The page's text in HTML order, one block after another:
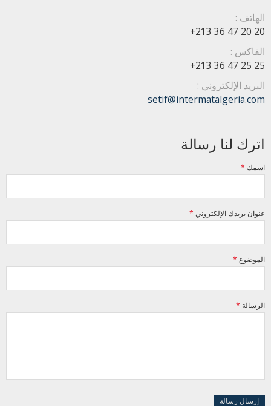
الهاتف :
+213 36 47 20 20
الفاكس :
+213 36 47 25 25
البريد الإلكتروني :
setif@intermatalgeria.com
اترك لنا رسالة
‏اسمك ‏ *
‏عنوان بريدك الإلكتروني ‏ *
‏الموضوع ‏ *
‏الرسالة ‏ *